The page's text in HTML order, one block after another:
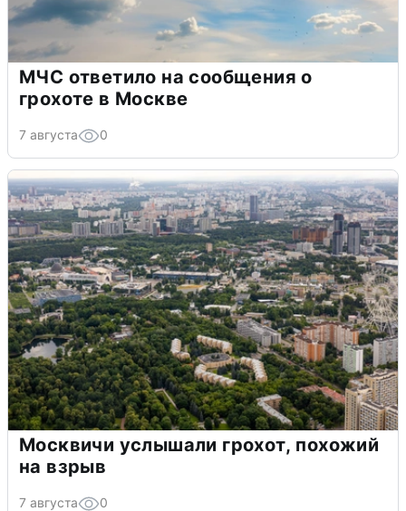
МЧС ответило на сообщения о
грохоте в Москве
7 августа 0
Москвичи услышали грохот, похожий
на взрыв
7 августа 0